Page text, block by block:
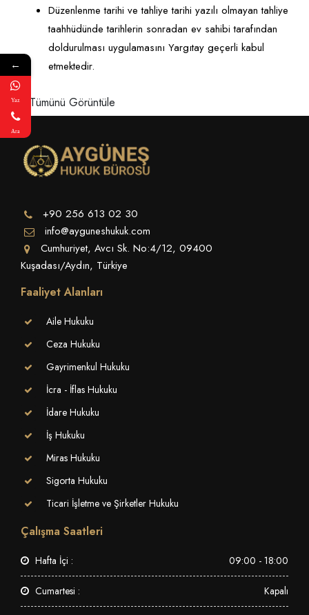
Düzenlenme tarihi ve tahliye tarihi yazılı olmayan tahliye
taahhüdünde tarihlerin sonradan ev sahibi tarafından
doldurulması uygulamasını Yargıtay geçerli kabul
etmektedir.
Tümünü Görüntüle
+90 256 613 02 30
info@ayguneshukuk.com
Cumhuriyet, Avcı Sk. No:4/12, 09400
Kuşadası/Aydın, Türkiye
Faaliyet Alanları
Aile Hukuku
Ceza Hukuku
Gayrimenkul Hukuku
İcra - İflas Hukuku
İdare Hukuku
İş Hukuku
Miras Hukuku
Sigorta Hukuku
Ticari İşletme ve Şirketler Hukuku
Çalışma Saatleri
Hafta İçi : 09:00 - 18:00
Cumartesi : Kapalı
←
Yaz
Ara